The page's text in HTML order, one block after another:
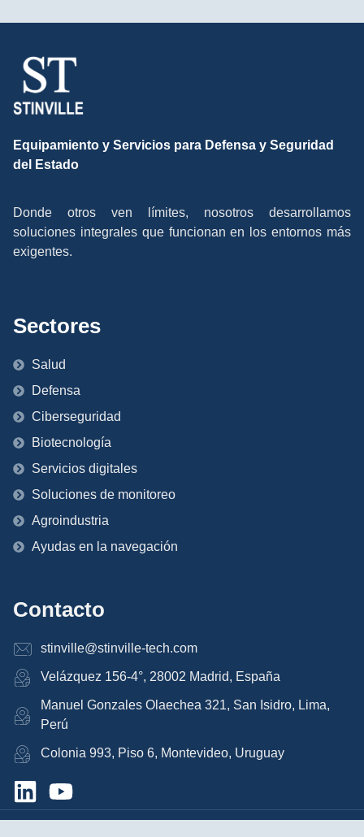
Equipamiento y Servicios para Defensa y Seguridad
del Estado
Donde otros ven límites, nosotros desarrollamos
soluciones integrales que funcionan en los entornos más
exigentes.
Sectores
Salud
Defensa
Ciberseguridad
Biotecnología
Servicios digitales
Soluciones de monitoreo
Agroindustria
Ayudas en la navegación
Contacto
stinville@stinville-tech.com
Velázquez 156-4°, 28002 Madrid, España
Manuel Gonzales Olaechea 321, San Isidro, Lima,
Perú
Colonia 993, Piso 6, Montevideo, Uruguay